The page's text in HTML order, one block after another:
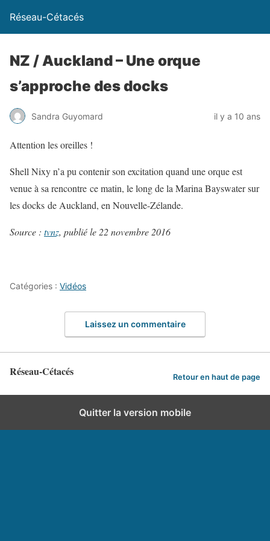
Réseau-Cétacés
NZ / Auckland – Une orque
s’approche des docks
Sandra Guyomard il y a 10 ans
Attention les oreilles !
Shell Nixyn’a pu contenir son excitation quand une orque est
venue à sa rencontre ce matin, le long de la Marina Bayswater sur
les docks de Auckland, en Nouvelle-Zélande.
Source : tvnz, publié le 22 novembre 2016
Catégories : Vidéos
Laissez un commentaire
Réseau-Cétacés Retour en haut de page
Quitter la version mobile